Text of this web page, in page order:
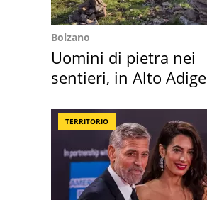
Bolzano
Uomini di pietra nei
sentieri, in Alto Adige
TERRITORIO